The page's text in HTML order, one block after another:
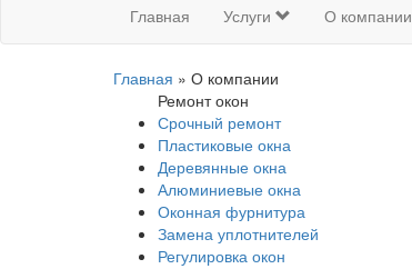
Главная Услуги О компании
Главная » О компании
Ремонт окон
Срочный ремонт
Пластиковые окна
Деревянные окна
Алюминиевые окна
Оконная фурнитура
Замена уплотнителей
Регулировка окон